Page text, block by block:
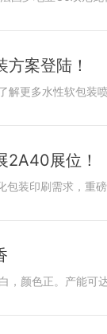
案登陆！
更多水性软包装
2A40展位！